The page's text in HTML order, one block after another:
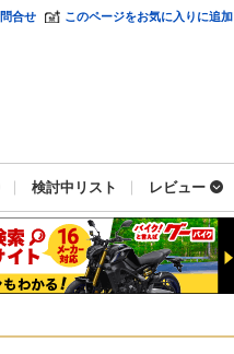
合せ このページをお気に入りに追加
検討中リスト レビュー